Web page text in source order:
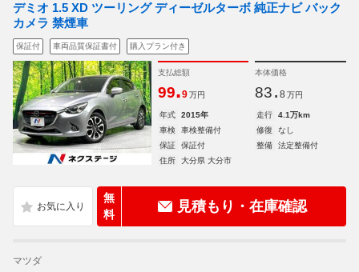
デミオ 1.5 XD ツーリング ディーゼルターボ 純正ナビ バック
カメラ 禁煙車
保証付 車両品質保証書付 購入プラン付き
支払総額
99.9 万円
本体価格
83. 8 万円
年式 2015年 走行
4.1万km
車検
車検整備付 修復
なし
保証
保証付 整備
法定整備付
住所
大分県 大分市
無
料
見積もり・在庫確認
マツダ